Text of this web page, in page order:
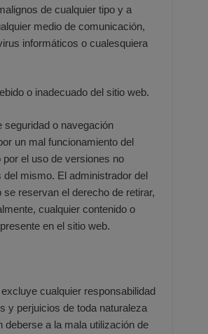
de cualquier tipo y a
medio de comunicación,
informáticos o cualesquiera
o inadecuado del sitio web.
seguridad o navegación
un mal funcionamiento del
por el uso de versiones no
del mismo. El administrador del
se reservan el derecho de retirar,
cualquier contenido o
en el sitio web.
cualquier responsabilidad
y perjuicios de toda naturaleza
deberse a la mala utilización de